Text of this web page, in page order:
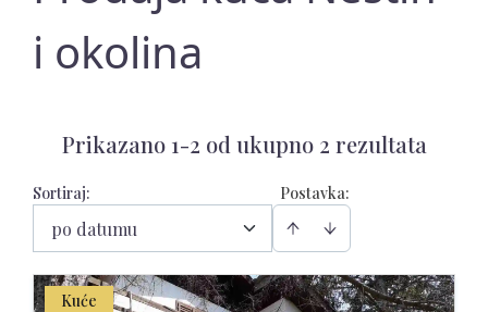
i okolina
Prikazano 1-2 od ukupno 2 rezultata
Postavka:
Sortiraj:
po datumu
Kuće